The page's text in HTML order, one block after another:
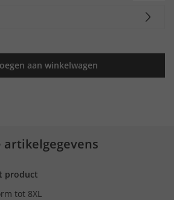
aan winkelwagen
artikelgegevens
product
tot 8XL